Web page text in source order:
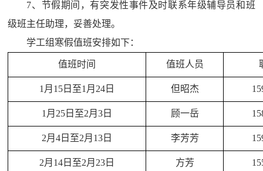
7、节假期间，有突发性事件及时联系年级辅导员和班
级班主任助理，妥善处理。
学工组寒假值班安排如下：
值班时间 值班人员
1 月 15 日至1 月 24 日 但昭杰
1 月 25 日至2月3 日 顾一岳
2月4 日至2月 13 日 李芳芳
2月 14 日至2月 23 日 方芳